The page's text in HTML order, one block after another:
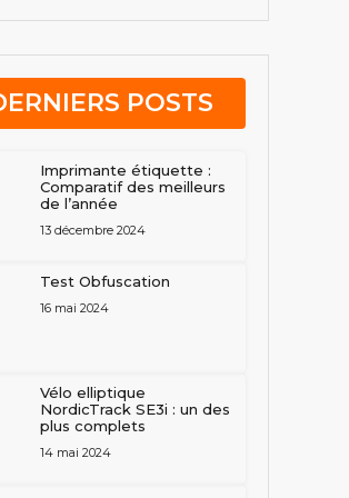
POSTS
Imprimante étiquette :
Comparatif des meilleurs
de l’année
13 décembre 2024
Test Obfuscation
16 mai 2024
Vélo elliptique
NordicTrack SE3i : un des
plus complets
14 mai 2024